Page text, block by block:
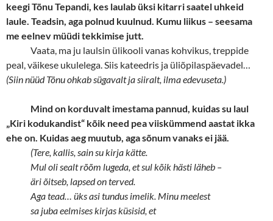
keegi Tõnu Tepandi, kes laulab üksi kitarri saatel uhkeid
laule. Teadsin, aga polnud kuulnud. Kumu liikus – seesama
me eelnev müüdi tekkimise jutt.
Vaata, ma ju laulsin ülikooli vanas kohvikus, treppide
peal, väikese ukulelega. Siis kateedris ja üliõpilaspäevadel…
(Siin nüüd Tõnu ohkab sügavalt ja siiralt, ilma edevuseta.)
Mind on korduvalt imestama pannud, kuidas su laul
„Kiri kodukandist“ kõik need pea viiskümmend aastat ikka
ehe on. Kuidas aeg muutub, aga sõnum vanaks ei jää.
(Tere, kallis, sain su kirja kätte.
Mul oli sealt rõõm lugeda, et sul kõik hästi läheb –
äri õitseb, lapsed on terved.
Aga tead… üks asi tundus imelik. Minu meelest
sa juba eelmises kirjas küsisid, et